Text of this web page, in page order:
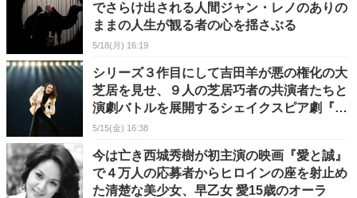
でさらけ出される人間ジャン・レノのありの
ままの人生が観る者の心を揺さぶる
5/18(月) 16:19
シリーズ３作目にして吉田羊が悪の権化の大
芝居を見せ、９人の芝居巧者の共演者たちと
演劇バトルを展開するシェイクスピア劇『リ
チャード三世』
5/15(金) 16:38
今は亡き西城秀樹が初主演の映画『愛と誠』
で４万人の応募者からヒロインの座を射止め
た清楚な美少女、早乙女 愛15歳のオーラ